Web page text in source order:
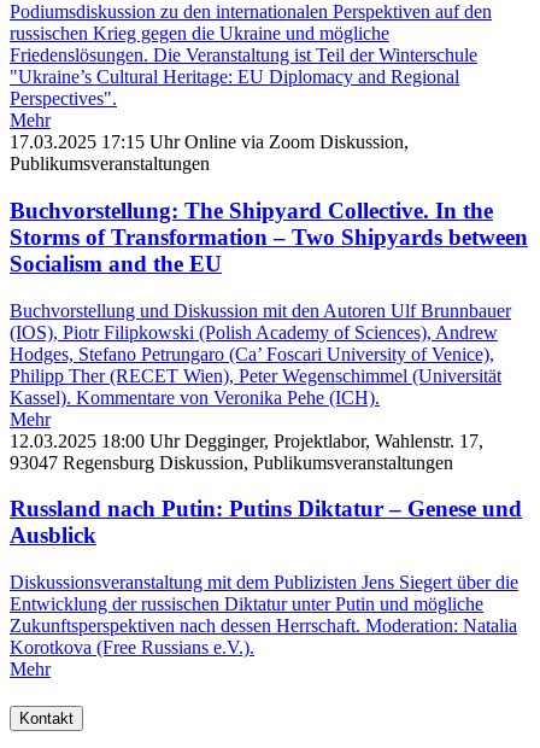
Podiumsdiskussion zu den internationalen Perspektiven auf den
russischen Krieg gegen die Ukraine und mögliche
Friedenslösungen. Die Veranstaltung ist Teil der Winterschule
"Ukraine’s Cultural Heritage: EU Diplomacy and Regional
Perspectives".
Mehr
17.03.2025 17:15 Uhr Online via Zoom Diskussion,
Publikumsveranstaltungen
Buchvorstellung: The Shipyard Collective. In the
Storms of Transformation – Two Shipyards between
Socialism and the EU
Buchvorstellung und Diskussion mit den Autoren Ulf Brunnbauer
(IOS), Piotr Filipkowski (Polish Academy of Sciences), Andrew
Hodges, Stefano Petrungaro (Ca’ Foscari University of Venice),
Philipp Ther (RECET Wien), Peter Wegenschimmel (Universität
Kassel). Kommentare von Veronika Pehe (ICH).
Mehr
12.03.2025 18:00 Uhr Degginger, Projektlabor, Wahlenstr. 17,
93047 Regensburg Diskussion, Publikumsveranstaltungen
Russland nach Putin: Putins Diktatur – Genese und
Ausblick
Diskussionsveranstaltung mit dem Publizisten Jens Siegert über die
Entwicklung der russischen Diktatur unter Putin und mögliche
Zukunftsperspektiven nach dessen Herrschaft. Moderation: Natalia
Korotkova (Free Russians e.V.).
Mehr
Kontakt